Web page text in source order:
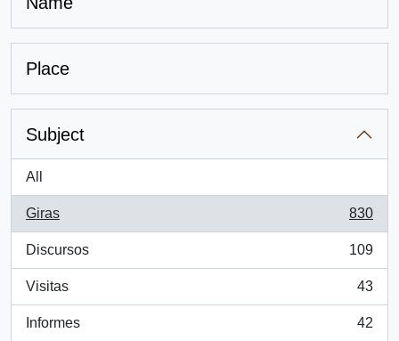
Place
Subject
All
Giras
, 830 results
830
Discursos
, 109 results
109
Visitas
, 43 results
43
Informes
, 42 results
42